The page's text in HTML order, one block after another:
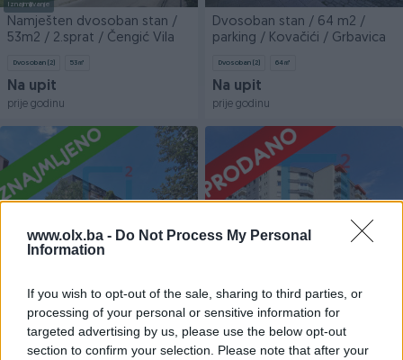
www.olx.ba - Do Not Process My Personal
Information
If you wish to opt-out of the sale, sharing to third parties, or
processing of your personal or sensitive information for
targeted advertising by us, please use the below opt-out
section to confirm your selection. Please note that after your
Iznajmljivanje
Namješten dvosoban stan /
53m2 / 2.sprat / Čengić Vila
Dvosoban (2) 53㎡
Na upit
prije godinu
Dvosoban stan / 64 m2 /
parking / Kovačići / Grbavica
Dvosoban (2) 64㎡
Na upit
prije godinu
Grbavica / Novo Sarajevo
Na upit
/privatni parking/ Grand
Centar / Ilidža
Na upit